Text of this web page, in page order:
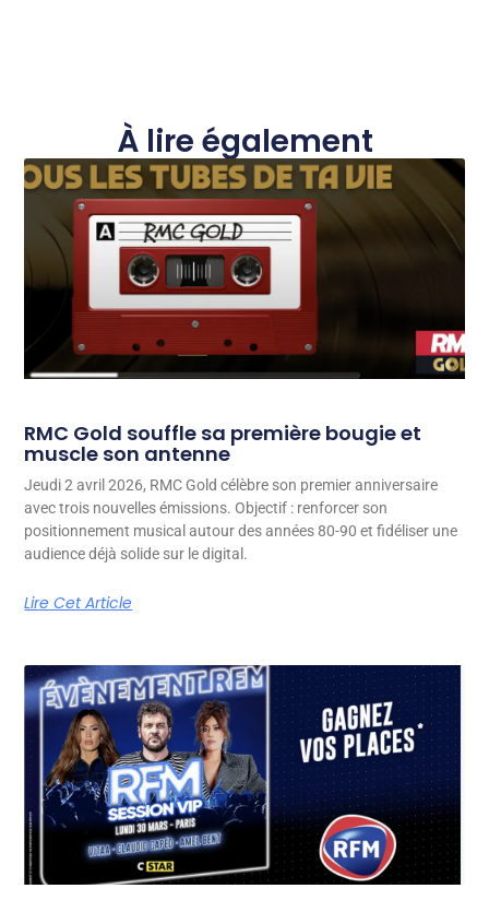
À lire également
RMC Gold souffle sa première bougie et
muscle son antenne
Jeudi 2 avril 2026, RMC Gold célèbre son premier anniversaire
avec trois nouvelles émissions. Objectif : renforcer son
positionnement musical autour des années 80-90 et fidéliser une
audience déjà solide sur le digital.
Lire Cet Article